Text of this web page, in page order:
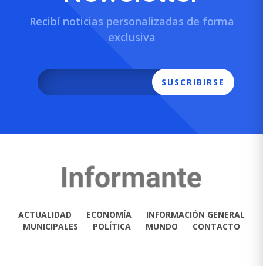
Recibí noticias personalizadas de forma
exclusiva
SUSCRIBIRSE
ACTUALIDAD ECONOMÍA
INFORMACIÓN GENERAL
MUNICIPALES
POLÍTICA MUNDO CONTACTO